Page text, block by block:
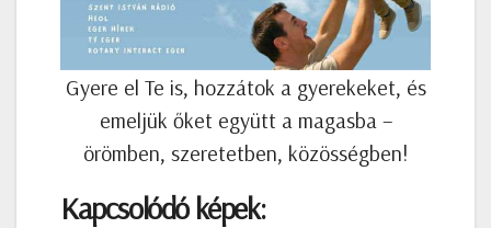
Gyere el Te is, hozzátok a gyerekeket, és
emeljük őket együtt a magasba –
örömben, szeretetben, közösségben!
Kapcsolódó képek: